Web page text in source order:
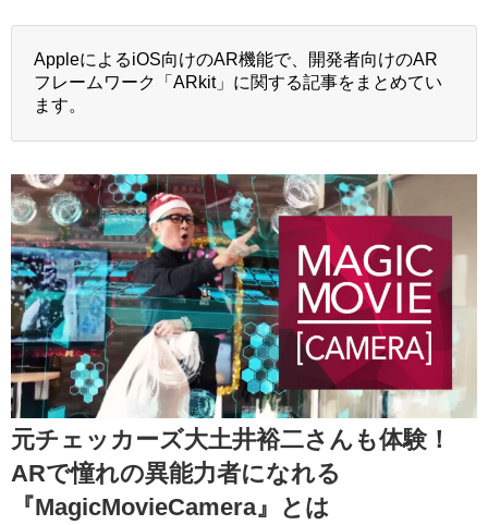
AppleによるiOS向けのAR機能で、開発者向けのAR
フレームワーク「ARkit」に関する記事をまとめてい
ます。
元チェッカーズ大土井裕二さんも体験！
ARで憧れの異能力者になれる
『MagicMovieCamera』とは